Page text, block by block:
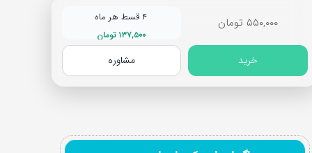
۵۵۰,۰۰۰ تومان ۴ قسط هر ماه
۱۳۷,۵۰۰ تومان
خرید مشاوره